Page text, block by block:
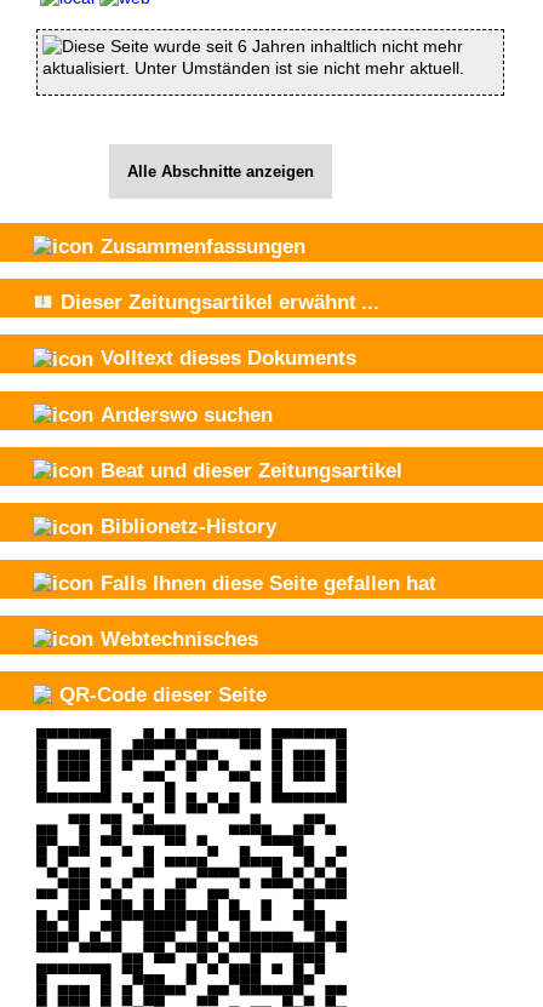
Diese Seite wurde seit 6 Jahren inhaltlich nicht mehr
aktualisiert. Unter Umständen ist sie nicht mehr aktuell.
Alle Abschnitte anzeigen
Zusammenfassungen
Dieser Zeitungsartikel erwähnt ...
Volltext dieses Dokuments
Anderswo suchen
Beat und dieser Zeitungsartikel
Biblionetz-History
Falls Ihnen diese Seite gefallen hat
Webtechnisches
QR-Code dieser Seite